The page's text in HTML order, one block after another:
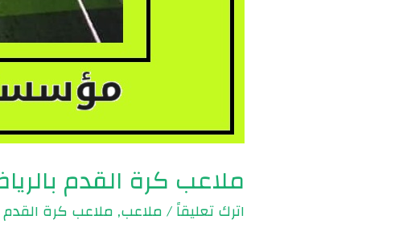
ملاعب كرة القدم بالرياض |
اترك تعليقاً/ملاعب, ملاعب كرة القدم